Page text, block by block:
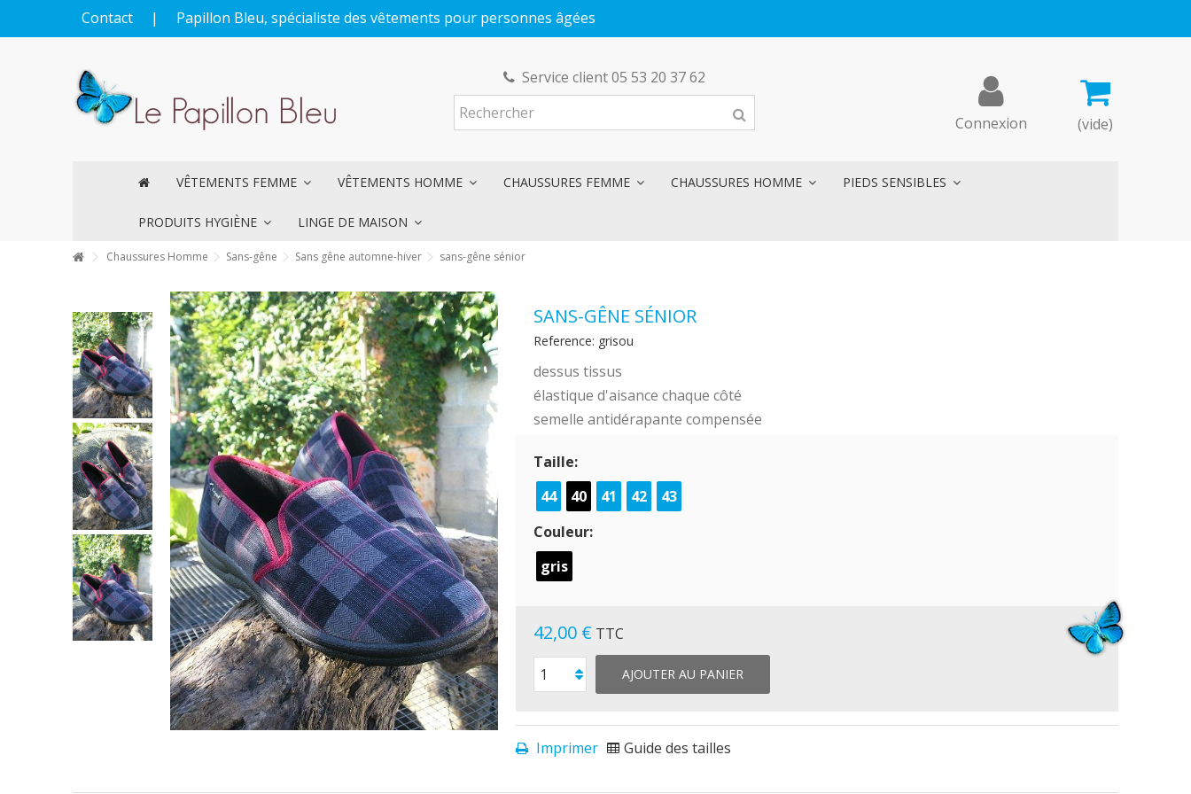
Contact | Papillon Bleu, spécialiste des vêtements pour personnes âgées
Service client 05 53 20 37 62
(vide)
Connexion
VÊTEMENTS FEMME VÊTEMENTS HOMME CHAUSSURES FEMME CHAUSSURES HOMME PIEDS SENSIBLES
PRODUITS HYGIÈNE LINGE DE MAISON
Chaussures Homme Sans-gêne Sans gêne automne-hiver sans-gêne sénior
SANS-GÊNE SÉNIOR
Reference: grisou
dessus tissus
élastique d'aisance chaque côté
semelle antidérapante compensée
Taille:
44
40 41 42
43
Couleur:
gris
42,00 € TTC
AJOUTER AU PANIER
Imprimer Guide des tailles